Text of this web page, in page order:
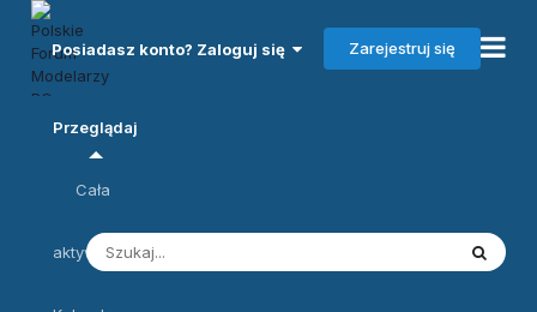
Posiadasz konto? Zaloguj się Zarejestruj się
Przeglądaj
Cała
aktywność